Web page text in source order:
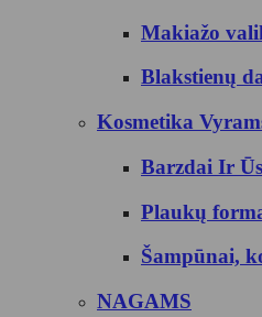
Makiažo
Blakstienų
Kosmetika
Barzdai Ir
Plaukų
Šampūnai,
NAGAMS